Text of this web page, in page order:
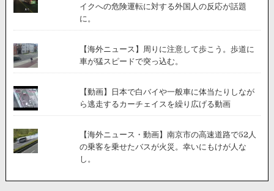
イクへの危険運転に対する外国人の反応が話題
に。
【海外ニュース】周りに注意して歩こう。歩道に
車が猛スピードで突っ込む。
【動画】日本で白バイや一般車に体当たりしなが
ら逃走するカーチェイスを繰り広げる動画
【海外ニュース・動画】南京市の高速道路で52人
の乗客を乗せたバスが火災。幸いにもけが人な
し。